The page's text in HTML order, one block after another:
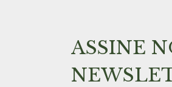
ASSINE